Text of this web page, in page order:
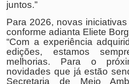
juntos.”
Para 2026, novas
conforme adianta Eliete
“Com a experiência
edições, estamos
melhorias. Para o
novidades que já estão
Secretaria de Meio